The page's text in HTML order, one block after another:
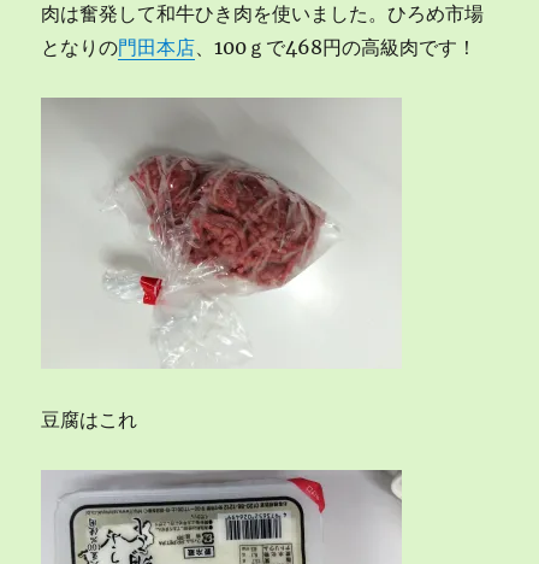
肉は奮発して和牛ひき肉を使いました。ひろめ市場
となりの門田本店、100ｇで468円の高級肉です！
豆腐はこれ